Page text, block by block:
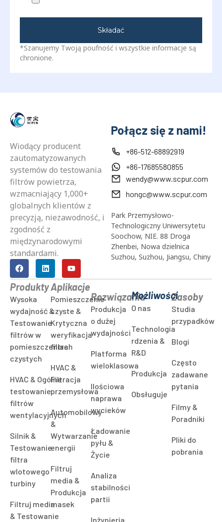
Składać
*Szanujemy Twoją poufność i wszystkie informacje są
chronione.
Wiodący producent
zautomatyzowanych
systemów do testowania
filtrów powietrza,
wzmacniający 1,000+
globalnych klientów z
precyzją, niezawodność, i
zgodność z
międzynarodowymi
standardami.
Połącz się z nami!
+86-512-68892919
+86-17685580855
wendy@www.scpur.com
hongc@www.scpur.com
Park Przemysłowo-
Technologiczny Uniwersytetu
Soochow, NIE. 88 Droga
Zhenbei, Nowa dzielnica
Suzhou, Suzhou, Jiangsu, Chiny
Produkty
Wysoka
wydajność &
Testowanie
filtrów w
pomieszczeniach
czystych
HVAC & Ogólne
testowanie
filtrów
wentylacyjnych
Silnik &
Testowanie
filtra
wlotowego
turbiny
Filtruj media
& Testowanie
Aplikacje
Pomieszczenie
czyste &
Krytyczna
weryfikacja
filtra
HVAC &
Filtracja
przemysłowa
Automobilowy
&
Wytwarzanie
energii
Filtruj
media &
Produkcja
masek
Rozwiązania
Produkcja
o dużej
wydajności
Platforma
wieloklasowa
Ilościowa
naprawa
wycieków
Ładowanie
pyłu &
Życie
Analiza
stabilności
partii
Inżynieria
Możliwości
O nas
Technologia
rdzenia &
R&D
Produkcja
Obsługuje
Zasoby
Studia
przypadków
Blogi
Często
zadawane
pytania
Filmy &
Poradniki
Pliki do
pobrania